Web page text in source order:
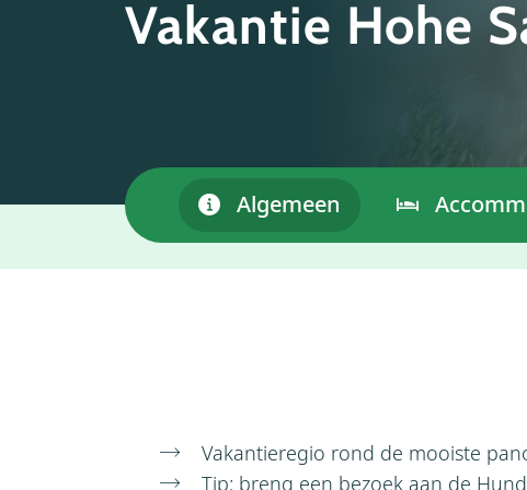
Vakantie Hohe
Algemeen
Vakantieregio rond de mooiste
Tip: breng een bezoek aan de